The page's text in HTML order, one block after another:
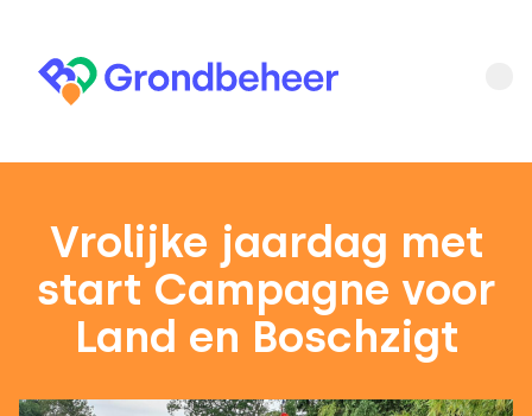
Vrolijke jaardag met
start Campagne voor
Land en Boschzigt